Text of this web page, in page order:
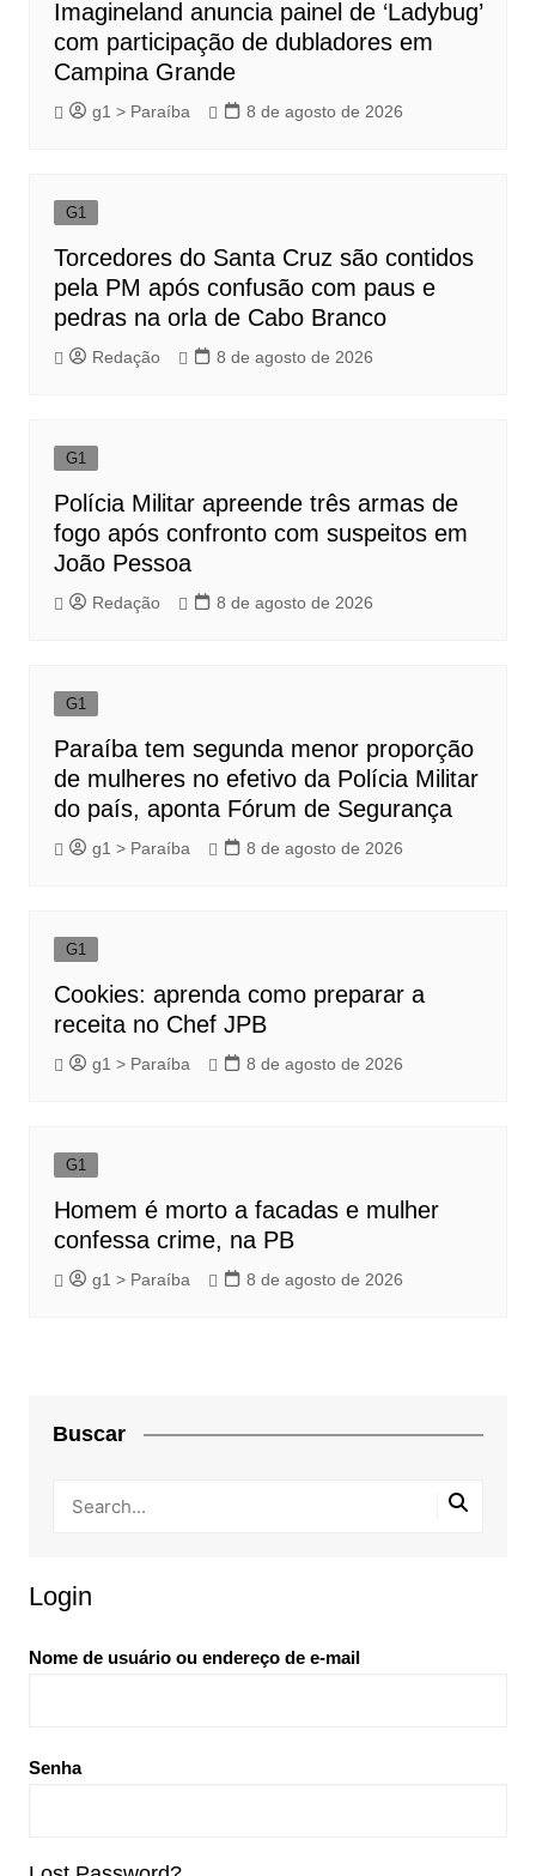
Imagineland anuncia painel de ‘Ladybug’
com participação de dubladores em
Campina Grande
g1 > Paraíba 8 de agosto de 2026
G1
Torcedores do Santa Cruz são contidos
pela PM após confusão com paus e
pedras na orla de Cabo Branco
Redação 8 de agosto de 2026
G1
Polícia Militar apreende três armas de
fogo após confronto com suspeitos em
João Pessoa
Redação 8 de agosto de 2026
G1
Paraíba tem segunda menor proporção
de mulheres no efetivo da Polícia Militar
do país, aponta Fórum de Segurança
g1 > Paraíba 8 de agosto de 2026
G1
Cookies: aprenda como preparar a
receita no Chef JPB
g1 > Paraíba 8 de agosto de 2026
G1
Homem é morto a facadas e mulher
confessa crime, na PB
g1 > Paraíba 8 de agosto de 2026
Buscar
Login
Nome de usuário ou endereço de e-mail
Senha